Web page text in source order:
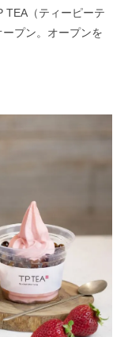
TEA（ティーピーテ
プン。オープンを